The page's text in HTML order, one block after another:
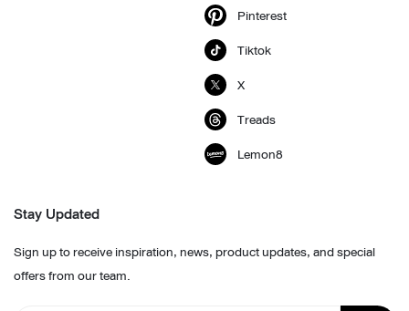
Pinterest
Tiktok
X
Treads
Lemon8
Stay Updated
Sign up to receive inspiration, news, product updates, and special
offers from our team.